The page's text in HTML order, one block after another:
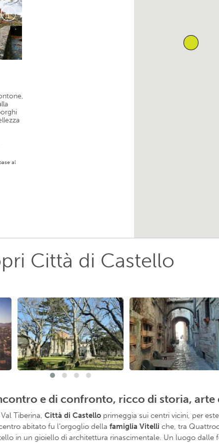
al
Città di Castello
e di confronto, ricco di storia, arte
Tiberina, Città di Castello primeggia sui centri vicini, per
abitato fu l’orgoglio della famiglia Vitelli che, tra
in un gioiello di architettura rinascimentale. Un luogo dalle